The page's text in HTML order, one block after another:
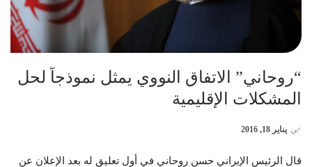
“روحاني” الاتفاق النووي يمثل نموذجاً لحل
المشكلات الإقليمية
في يناير 18, 2016
قال الرئيس الإيراني حسن روحاني في أول تعليق له بعد الإعلان عن